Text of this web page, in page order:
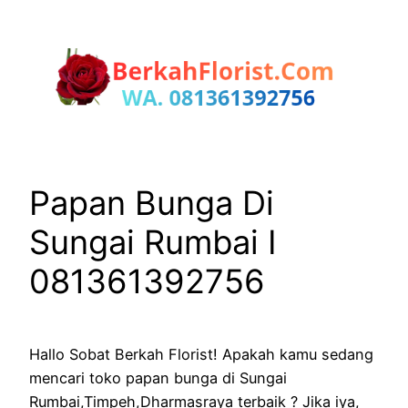
Papan Bunga Di
Sungai Rumbai I
081361392756
Hallo Sobat Berkah Florist! Apakah kamu sedang
mencari toko papan bunga di Sungai
Rumbai,Timpeh,Dharmasraya terbaik ? Jika iya,